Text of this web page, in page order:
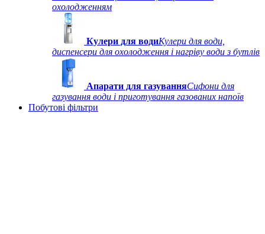
охолодженням
Кулери для водиКулери для води,
диспенсери для охолодження і нагріву води з бутлів
Апарати для газуванняСифони для
газування води і приготування газованих напоїв
Побутові фільтри